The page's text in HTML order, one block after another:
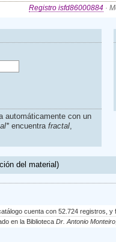
Registro isfd86000884 ·
automáticamente con un
encuentra fractal,
del material)
cuenta con 52.724 registros, y
en la Biblioteca Dr. Antonio Monteiro